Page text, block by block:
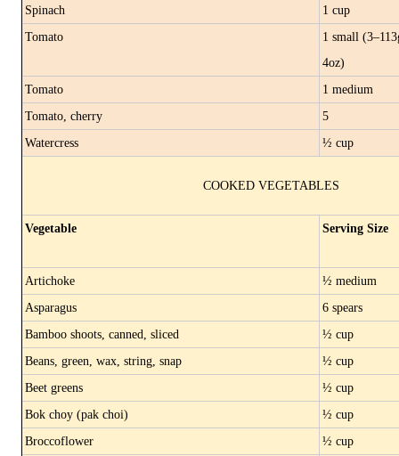
Spinach
1 cup
Tomato
1 small
4oz)
Tomato
1 medium
Tomato, cherry
5
Watercress
½ cup
COOKED VEGETABLES
Vegetable Serving Size
Artichoke
½ medium
Asparagus
6 spears
Bamboo shoots, canned, sliced
½ cup
Beans, green, wax, string, snap
½ cup
Beet greens
½ cup
Bok choy (pak choi)
½ cup
Broccoflower
½ cup